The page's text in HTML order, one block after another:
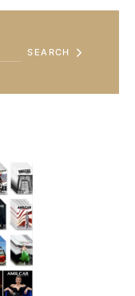
SEARCH